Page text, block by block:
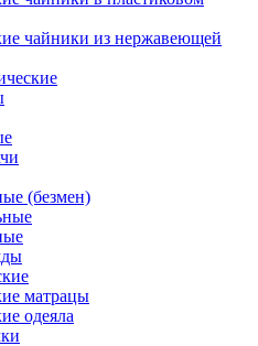
чайники из нержавеющей
(безмен)
матрацы
одеяла